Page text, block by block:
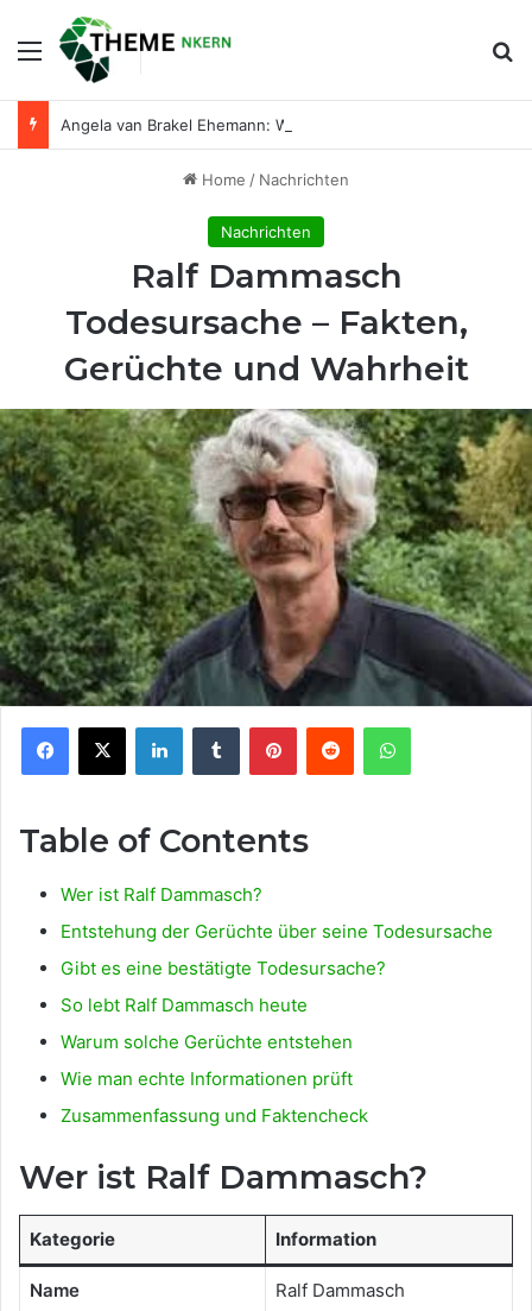
Menu
Home / Nachrichten
Nachrichten
Ralf Dammasch
Todesursache – Fakten,
Gerüchte und Wahrheit
Facebook
X LinkedInTumblr PinterestReddit WhatsApp
Table of Contents
Wer ist Ralf Dammasch?
Entstehung der Gerüchte über seine Todesursache
Gibt es eine bestätigte Todesursache?
So lebt Ralf Dammasch heute
Warum solche Gerüchte entstehen
Wie man echte Informationen prüft
Zusammenfassung und Faktencheck
Wer ist Ralf Dammasch?
Kategorie Information
Name Ralf Dammasch